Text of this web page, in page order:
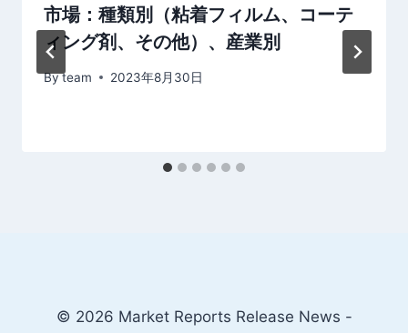
市場：種類別（粘着フィルム、コーテ
ィング剤、その他）、産業別
Byteam 2023年8月30日
© 2026 Market Reports Release News -